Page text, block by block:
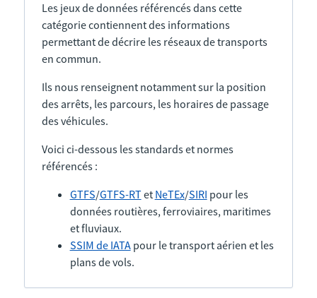
Les jeux de données référencés dans cette
catégorie contiennent des informations
permettant de décrire les réseaux de transports
en commun.
Ils nous renseignent notamment sur la position
des arrêts, les parcours, les horaires de passage
des véhicules.
Voici ci-dessous les standards et normes
référencés :
GTFS/GTFS-RTet NeTEx/SIRI pour les
données routières, ferroviaires, maritimes
et fluviaux.
SSIM de IATApour le transport aérien et les
plans de vols.